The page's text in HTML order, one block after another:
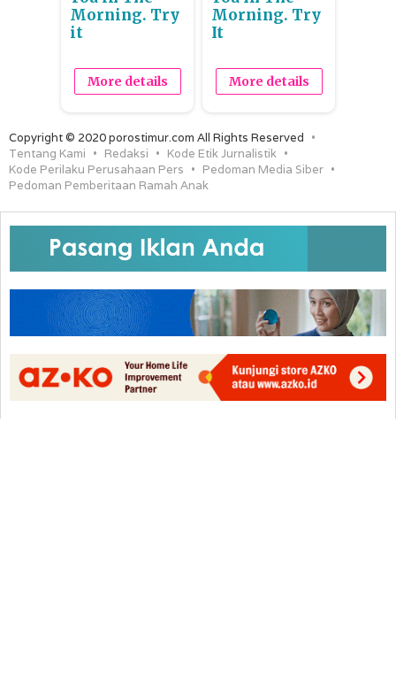
Morning. Try
it
More details
Morning. Try
It
More details
Copyright © 2020 porostimur.com All Rights Reserved
Tentang Kami
Redaksi
Kode Etik Jurnalistik
Kode Perilaku Perusahaan Pers
Pedoman Media Siber
Pedoman Pemberitaan Ramah Anak